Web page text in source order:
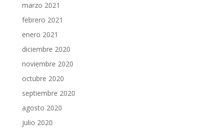
marzo 2021
febrero 2021
enero 2021
diciembre 2020
noviembre 2020
octubre 2020
septiembre 2020
agosto 2020
julio 2020